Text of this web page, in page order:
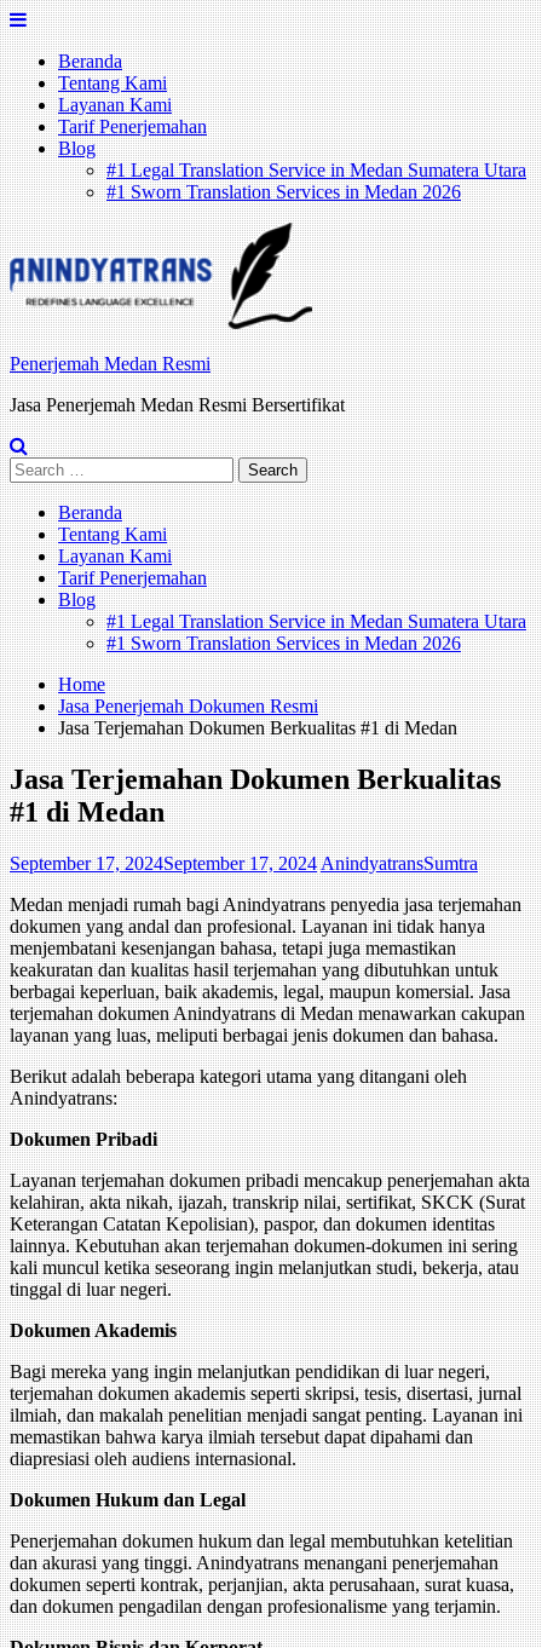
Skip
to
contentBeranda
Tentang Kami
Layanan Kami
Tarif Penerjemahan
Blog
#1 Legal Translation Service in Medan Sumatera Utara
#1 Sworn Translation Services in Medan 2026
Penerjemah Medan Resmi
Jasa Penerjemah Medan Resmi Bersertifikat
Search
for:
Beranda
Tentang Kami
Layanan Kami
Tarif Penerjemahan
Blog
#1 Legal Translation Service in Medan Sumatera Utara
#1 Sworn Translation Services in Medan 2026
Home
Jasa Penerjemah Dokumen Resmi
Jasa Terjemahan Dokumen Berkualitas #1 di Medan
Jasa Terjemahan Dokumen Berkualitas
#1 di Medan
September 17, 2024September 17, 2024 AnindyatransSumtra
Medan menjadi rumah bagi Anindyatrans penyedia jasa terjemahan
dokumen yang andal dan profesional. Layanan ini tidak hanya
menjembatani kesenjangan bahasa, tetapi juga memastikan
keakuratan dan kualitas hasil terjemahan yang dibutuhkan untuk
berbagai keperluan, baik akademis, legal, maupun komersial. Jasa
terjemahan dokumen Anindyatrans di Medan menawarkan cakupan
layanan yang luas, meliputi berbagai jenis dokumen dan bahasa.
Berikut adalah beberapa kategori utama yang ditangani oleh
Anindyatrans:
Dokumen Pribadi
Layanan terjemahan dokumen pribadi mencakup penerjemahan akta
kelahiran, akta nikah, ijazah, transkrip nilai, sertifikat, SKCK (Surat
Keterangan Catatan Kepolisian), paspor, dan dokumen identitas
lainnya. Kebutuhan akan terjemahan dokumen-dokumen ini sering
kali muncul ketika seseorang ingin melanjutkan studi, bekerja, atau
tinggal di luar negeri.
Dokumen Akademis
Bagi mereka yang ingin melanjutkan pendidikan di luar negeri,
terjemahan dokumen akademis seperti skripsi, tesis, disertasi, jurnal
ilmiah, dan makalah penelitian menjadi sangat penting. Layanan ini
memastikan bahwa karya ilmiah tersebut dapat dipahami dan
diapresiasi oleh audiens internasional.
Dokumen Hukum dan Legal
Penerjemahan dokumen hukum dan legal membutuhkan ketelitian
dan akurasi yang tinggi. Anindyatrans menangani penerjemahan
dokumen seperti kontrak, perjanjian, akta perusahaan, surat kuasa,
dan dokumen pengadilan dengan profesionalisme yang terjamin.